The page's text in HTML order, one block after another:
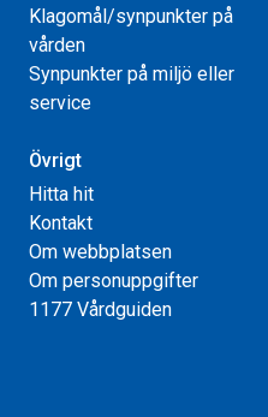
Klagomål/synpunkter på
vården
Synpunkter på miljö eller
service
Övrigt
Hitta hit
Kontakt
Om webbplatsen
Om personuppgifter
1177 Vårdguiden